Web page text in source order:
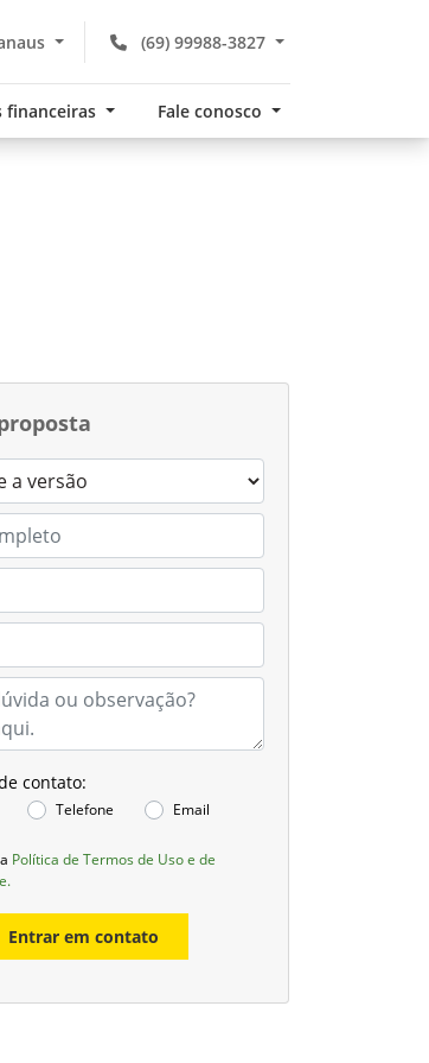
(69) 99988-3827
financeiras Fale conosco
contato:
Telefone Email
Política de Termos de Uso e de
Entrar em contato